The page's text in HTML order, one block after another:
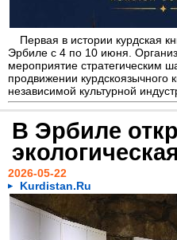
Первая в истории курдская
Эрбиле с 4 по 10 июня.
мероприятие стратегическим
продвижении курдскоязычного
независимой культурной
В Эрбиле
2026-05-22
Kurdistan.Ru